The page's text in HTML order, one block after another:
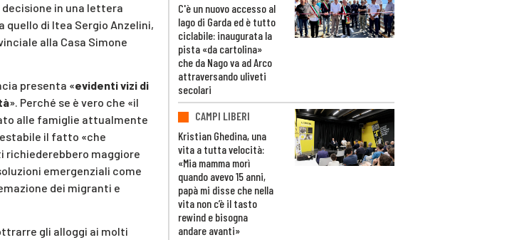
in una lettera
di Itea Sergio Anzelini,
alla Casa Simone
presenta «evidenti vizi di
». Perché se è vero che «il
alle famiglie attualmente
il fatto «che
richiederebbero maggiore
emergenziali come
dei migranti e
gli alloggi ai molti
C'è un nuovo accesso al
lago di Garda ed è tutto
ciclabile: inaugurata la
pista «da cartolina»
che da Nago va ad Arco
attraversando uliveti
secolari
CAMPI LIBERI
Kristian Ghedina, una
vita a tutta velocità:
«Mia mamma morì
quando avevo 15 anni,
papà mi disse che nella
vita non c’è il tasto
rewind e bisogna
andare avanti»